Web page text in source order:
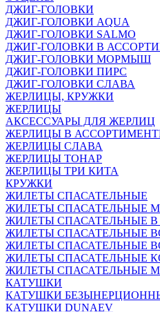
ДЖИГ-ГОЛОВКИ
ДЖИГ-ГОЛОВКИ AQUA
ДЖИГ-ГОЛОВКИ SALMO
ДЖИГ-ГОЛОВКИ В
ДЖИГ-ГОЛОВКИ МОРМЫШ
ДЖИГ-ГОЛОВКИ ПИРС
ДЖИГ-ГОЛОВКИ СЛАВА
ЖЕРЛИЦЫ, КРУЖКИ
ЖЕРЛИЦЫ
АКСЕССУАРЫ ДЛЯ ЖЕРЛИЦ
ЖЕРЛИЦЫ В
ЖЕРЛИЦЫ СЛАВА
ЖЕРЛИЦЫ ТОНАР
ЖЕРЛИЦЫ ТРИ КИТА
КРУЖКИ
ЖИЛЕТЫ СПАСАТЕЛЬНЫЕ
ЖИЛЕТЫ СПАСАТЕЛЬНЫЕ
ЖИЛЕТЫ СПАСАТЕЛЬНЫЕ
ЖИЛЕТЫ СПАСАТЕЛЬНЫЕ
ЖИЛЕТЫ СПАСАТЕЛЬНЫЕ
ЖИЛЕТЫ СПАСАТЕЛЬНЫЕ
ЖИЛЕТЫ СПАСАТЕЛЬНЫЕ
КАТУШКИ
КАТУШКИ
КАТУШКИ DUNAEV